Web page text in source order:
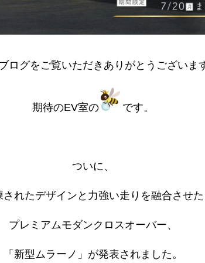
ログをご覧いただきありがとうございま
期待のEV室の です。
ついに、
されたデザインと力強い走りを融合させた
プレミアムモダンクロスオーバー、
「新型ムラーノ」が発表されました。